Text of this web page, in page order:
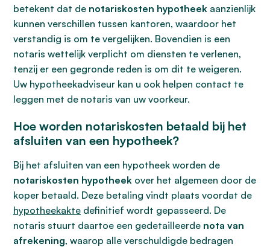
betekent dat de notariskosten hypotheek aanzienlijk
kunnen verschillen tussen kantoren, waardoor het
verstandig is om te vergelijken. Bovendien is een
notaris wettelijk verplicht om diensten te verlenen,
tenzij er een gegronde reden is om dit te weigeren.
Uw hypotheekadviseur kan u ook helpen contact te
leggen met de notaris van uw voorkeur.
Hoe worden notariskosten betaald bij het
afsluiten van een hypotheek?
Bij het afsluiten van een hypotheek worden de
notariskosten hypotheek over het algemeen door de
koper betaald. Deze betaling vindt plaats voordat de
hypotheekakte definitief wordt gepasseerd. De
notaris stuurt daartoe een gedetailleerde nota van
afrekening, waarop alle verschuldigde bedragen